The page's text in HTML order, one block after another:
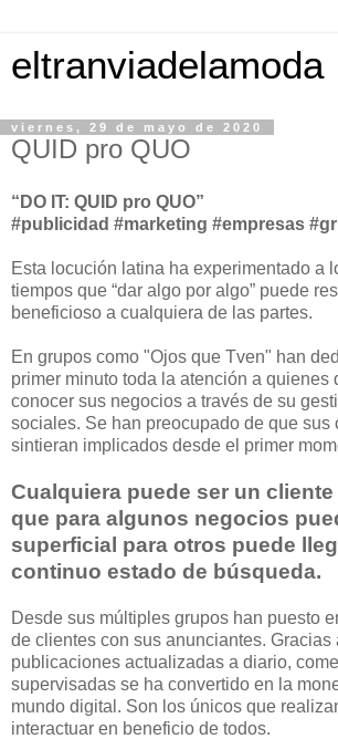
eltranviadelamoda
viernes, 29 de mayo de 2020
QUID pro QUO
“DO IT: QUID pro QUO”
#publicidad #marketing #empresas
Esta locución latina ha experimentado a
tiempos que “dar algo por algo” puede
beneficioso a cualquiera de las partes.
En grupos como "Ojos que Tven" han
primer minuto toda la atención a quienes
conocer sus negocios a través de su
sociales. Se han preocupado de que sus
sintieran implicados desde el primer
Cualquiera puede ser un
que para algunos negocios
superficial para otros puede
continuo estado de búsqueda.
Desde sus múltiples grupos han puesto
de clientes con sus anunciantes. Gracias
publicaciones actualizadas a diario,
supervisadas se ha convertido en la
mundo digital. Son los únicos que
interactuar en beneficio de todos.